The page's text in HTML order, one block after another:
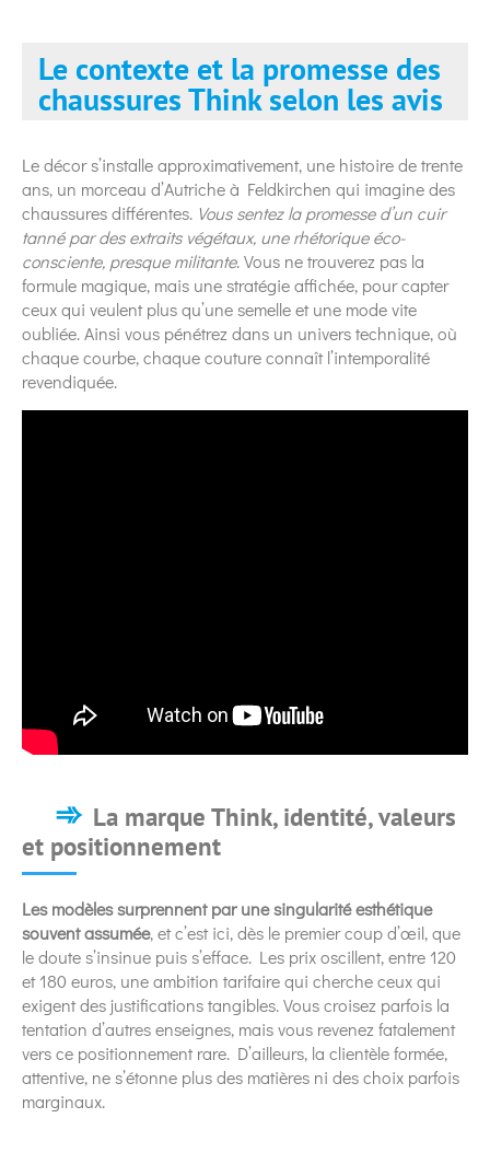
Le contexte et la promesse des
chaussures Think selon les avis
Le décor s’installe approximativement, une histoire de trente
ans, un morceau d’Autriche à Feldkirchen qui imagine des
chaussures différentes. Vous sentez la promesse d’un cuir
tanné par des extraits végétaux, une rhétorique éco-
consciente, presque militante. Vous ne trouverez pas la
formule magique, mais une stratégie affichée, pour capter
ceux qui veulent plus qu’une semelle et une mode vite
oubliée. Ainsi vous pénétrez dans un univers technique, où
chaque courbe, chaque couture connaît l’intemporalité
revendiquée.
La marque Think, identité, valeurs
et positionnement
Les modèles surprennent par une singularité esthétique
souvent assumée, et c’est ici, dès le premier coup d’œil, que
le doute s’insinue puis s’efface. Les prix oscillent, entre 120
et 180 euros, une ambition tarifaire qui cherche ceux qui
exigent des justifications tangibles. Vous croisez parfois la
tentation d’autres enseignes, mais vous revenez fatalement
vers ce positionnement rare. D’ailleurs, la clientèle formée,
attentive, ne s’étonne plus des matières ni des choix parfois
marginaux.